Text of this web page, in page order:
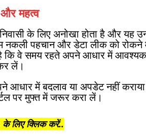
और महत्व
के लिए अनोखा होता है और यह
नकली पहचान और डेटा लीक को
है कि वे समय रहते अपने आधार में
लें।
में बदलाव या अपडेट नहीं
पर मुफ्त में जरूर करा लें।
लिए क्लिक करें..